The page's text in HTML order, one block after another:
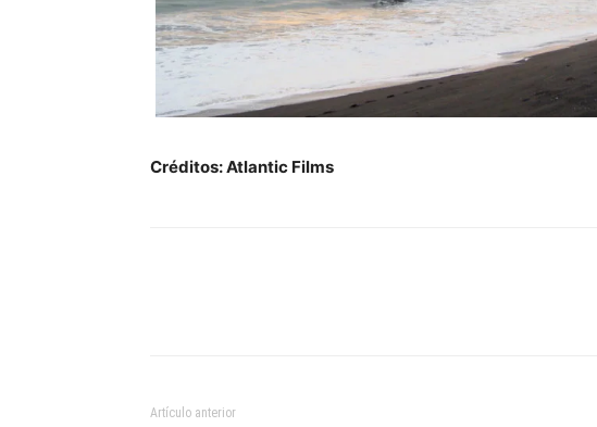
Créditos: Atlantic Films
Artículo anterior